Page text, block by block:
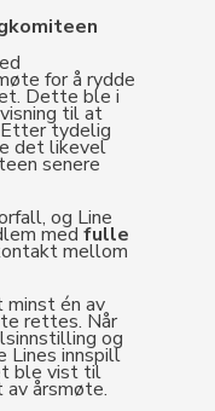
for å rydde
Dette ble i
til at
Etter tydelig
det likevel
senere
og Line
medfulle
mellom
én av
rettes. Når
og
Lines innspill
ble vist til
årsmøte.